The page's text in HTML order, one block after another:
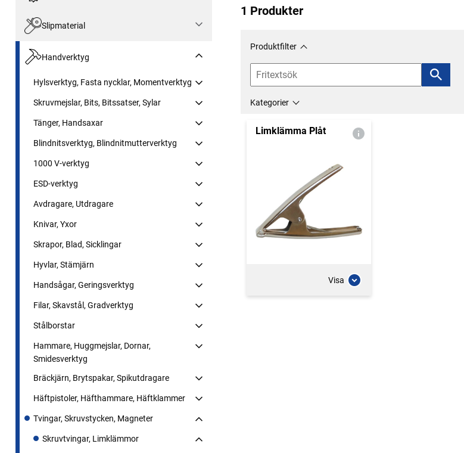
Slipmaterial
Handverktyg
Hylsverktyg, Fasta nycklar, Momentverktyg
Skruvmejslar, Bits, Bitssatser, Sylar
Tänger, Handsaxar
Blindnitsverktyg, Blindnitmutterverktyg
1000 V-verktyg
ESD-verktyg
Avdragare, Utdragare
Knivar, Yxor
Skrapor, Blad, Sicklingar
Hyvlar, Stämjärn
Handsågar, Geringsverktyg
Filar, Skavstål, Gradverktyg
Stålborstar
Hammare, Huggmejslar, Dornar,
Smidesverktyg
Bräckjärn, Brytspakar, Spikutdragare
Häftpistoler, Häfthammare, Häftklammer
Tvingar, Skruvstycken, Magneter
Skruvtvingar, Limklämmor
1 Produkter
Produktfilter
Kategorier
Limklämma Plåt
Visa